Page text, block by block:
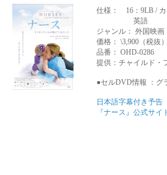
仕様： 16：9LB / カ
英語
ジャンル： 外国映
価格： \3,900（税抜
品番： OHD-0286
提供：チャイルド・
●セルDVD情報 ： グ
日本語字幕付き予告
『ナース』公式サイ